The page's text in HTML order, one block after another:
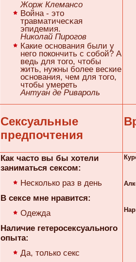
Жорж Клемансо
Война - это
травматичесκaя
эпидемия.
Николай Пирогов
Какие основания были у
него покончить с собой? А
ведь для того, чтобы
жить, нужны более веские
основания, чем для того,
чтобы умереть
Антуан де Ривароль
Сексуальные
предпочтения
Как часто вы бы хотели
заниматься сексом:
Несколько раз в день
В сексе мне нравится:
Одежда
Наличие гетеросексуального
опыта:
Да, только секс